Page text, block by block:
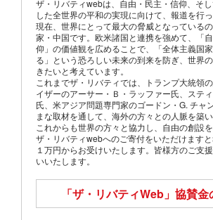
ザ・リバティwebは、自由・民主・信仰、そ
した全世界の平和の実現に向けて、報道を行っ
現在、世界にとって最大の脅威となっている
家・中国です。欧米諸国と連携を強めて、「
仰」の価値観を広めることで、「全体主義国
る」という恐ろしい未来の到来を防ぎ、世界
きたいと考えています。
これまでザ・リバティでは、トランプ大統領
イザーのアーサー・Ｂ・ラッファー氏、ステ
氏、米アジア問題専門家のゴードン・G. チャ
まな取材を通して、海外の方々との人脈を築い
これからも世界の方々と協力し、自由の創設を
ザ・リバティwebへのご寄付をいただけます
１万円からお受けいたします。皆様方のご支
いいたします。
「ザ・リバティWeb」 協賛金